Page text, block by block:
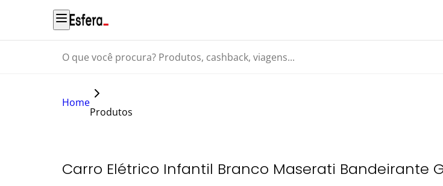
O que você procura? Produtos, cashback, viagens...
Home
Produtos
Carro Elétrico Infantil Branco Maserati Bandeirante